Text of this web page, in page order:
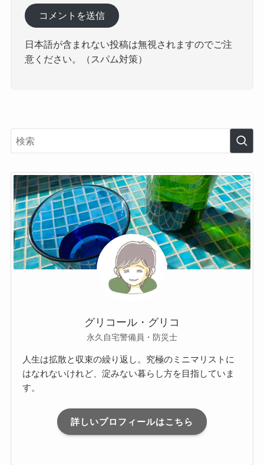
日本語が含まれない投稿は無視されますのでご注
意ください。（スパム対策）
グリコール・グリコ
永久自宅警備員・防災士
人生は拡散と収束の繰り返し。究極のミニマリストに
はなれないけれど、淀みない暮らし方を目指していま
す。
詳しいプロフィールはこちら